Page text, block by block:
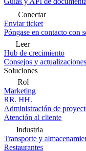
Conectar
Enviar ticket
Póngase en contacto con
Leer
Hub de crecimiento
Consejos y
Soluciones
Rol
Marketing
RR. HH.
Administración de
Atención al cliente
Industria
Transporte y
Restaurantes